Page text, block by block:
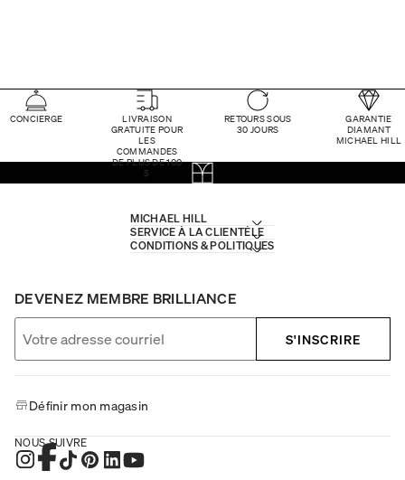
CONCIERGE
LIVRAISON
GRATUITE POUR
LES
COMMANDES
DE PLUS DE 100
$
RETOURS SOUS
30 JOURS
GARANTIE
DIAMANT
MICHAEL HILL
MICHAEL HILL
SERVICE À LA CLIENTÈLE
CONDITIONS & POLITIQUES
DEVENEZ MEMBRE BRILLIANCE
S'INSCRIRE
Définir mon magasin
NOUS SUIVRE